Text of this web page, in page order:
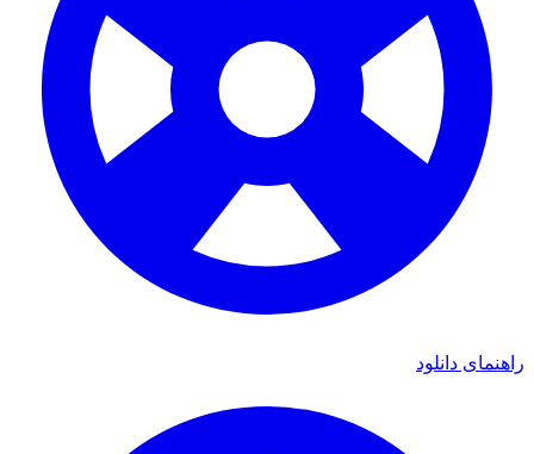
راهنمای دانلود